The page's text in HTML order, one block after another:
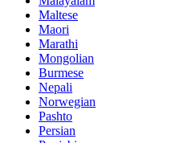
Maltese
Maori
Marathi
Mongolian
Burmese
Nepali
Norwegian
Pashto
Persian